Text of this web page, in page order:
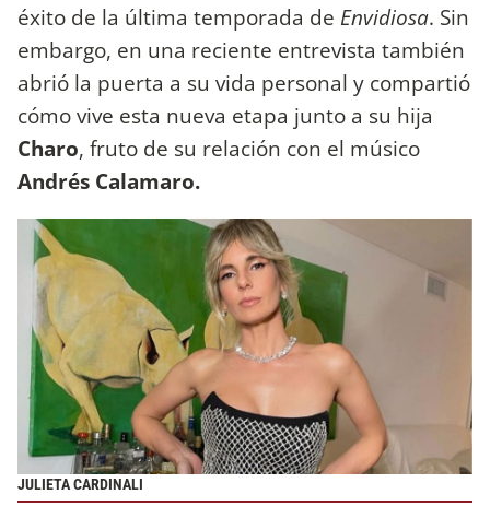
éxito de la última temporada de Envidiosa. Sin
embargo, en una reciente entrevista también
abrió la puerta a su vida personal y compartió
cómo vive esta nueva etapa junto a su hija
Charo, fruto de su relación con el músico
Andrés Calamaro.
JULIETA CARDINALI